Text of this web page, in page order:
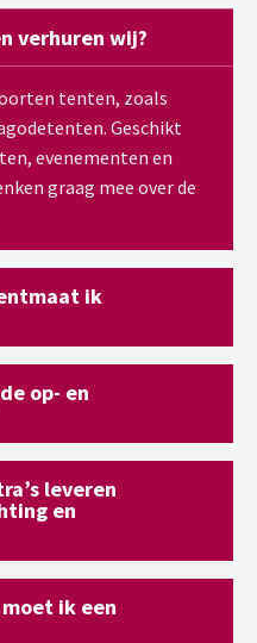
verhuren wij?
tenten, zoals
Geschikt
evenementen en
graag mee over de
ik
op- en
leveren
en
ik een